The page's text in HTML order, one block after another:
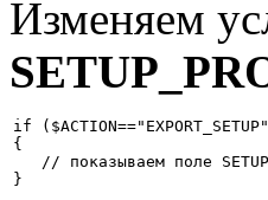
Изменяем
if
{
// показываем поле